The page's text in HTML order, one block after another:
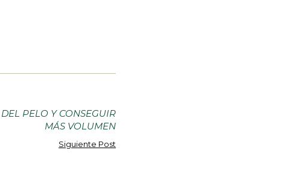
PELO Y CONSEGUIR
MÁS VOLUMEN
Siguiente Post